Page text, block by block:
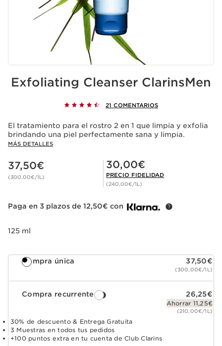
Exfoliating Cleanser ClarinsMen
21 COMENTARIOS
El tratamiento para el rostro 2 en 1 que limpia y exfolia
brindando una piel perfectamente sana y limpia.
MÁS DETALLES
Precio actual 37,50€
37,50€
(300,00€/1L)
Precio Fidelidad 30,00€
30,00€
PRECIO FIDELIDAD
(240,00€/1L)
Paga en 3 plazos de 12,50€ con
125 ml
Compra única 37,50€
(300,00€/1L)
Compra recurrente 26,25€
Ahorrar 11,25€
(210,00€/1L)
30% de descuento & Entrega Gratuita
3 Muestras en todos tus pedidos
+100 puntos extra en tu cuenta de Club Clarins